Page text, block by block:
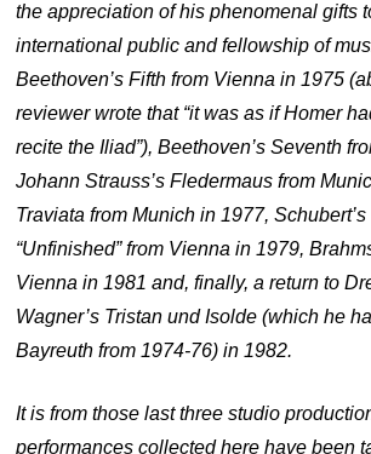
the appreciation of his phenomenal gifts
international public and fellowship of
Beethoven’s Fifth from Vienna in 1975
reviewer wrote that “it was as if Homer
recite the Iliad”), Beethoven’s Seventh
Johann Strauss’sFledermaus from
Traviata from Munich in 1977,
“Unfinished” from Vienna in 1979,
Vienna in 1981 and, finally, a return to
Wagner’s Tristan und Isolde (which he
Bayreuth from 1974-76) in 1982.
It is from those last three studio
performances collected here have been